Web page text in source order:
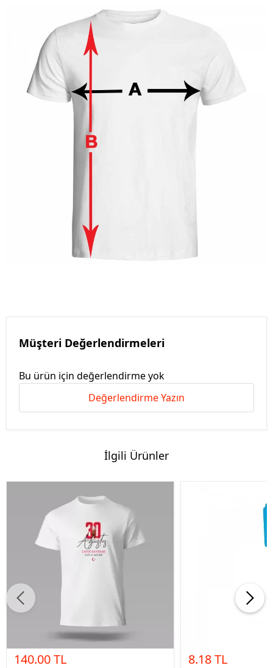
Müşteri Değerlendirmeleri
Bu ürün için değerlendirme yok
Değerlendirme Yazın
İlgili Ürünler
140.00 TL 8.18 TL